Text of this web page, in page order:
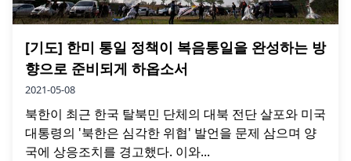
[기도] 한미 통일 정책이 복음통일을 완성하는 방
향으로 준비되게 하옵소서
2021-05-08
북한이 최근 한국 탈북민 단체의 대북 전단 살포와 미국
대통령의 '북한은 심각한 위협' 발언을 문제 삼으며 양
국에 상응조치를 경고했다. 이와...